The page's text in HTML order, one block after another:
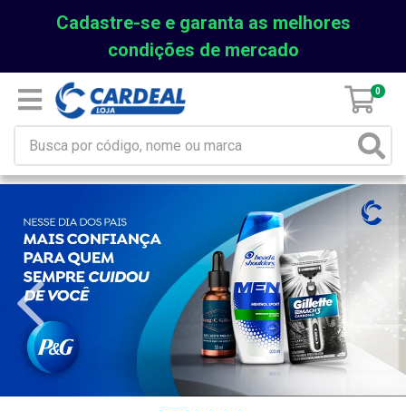
Cadastre-se e garanta as melhores
condições de mercado
0